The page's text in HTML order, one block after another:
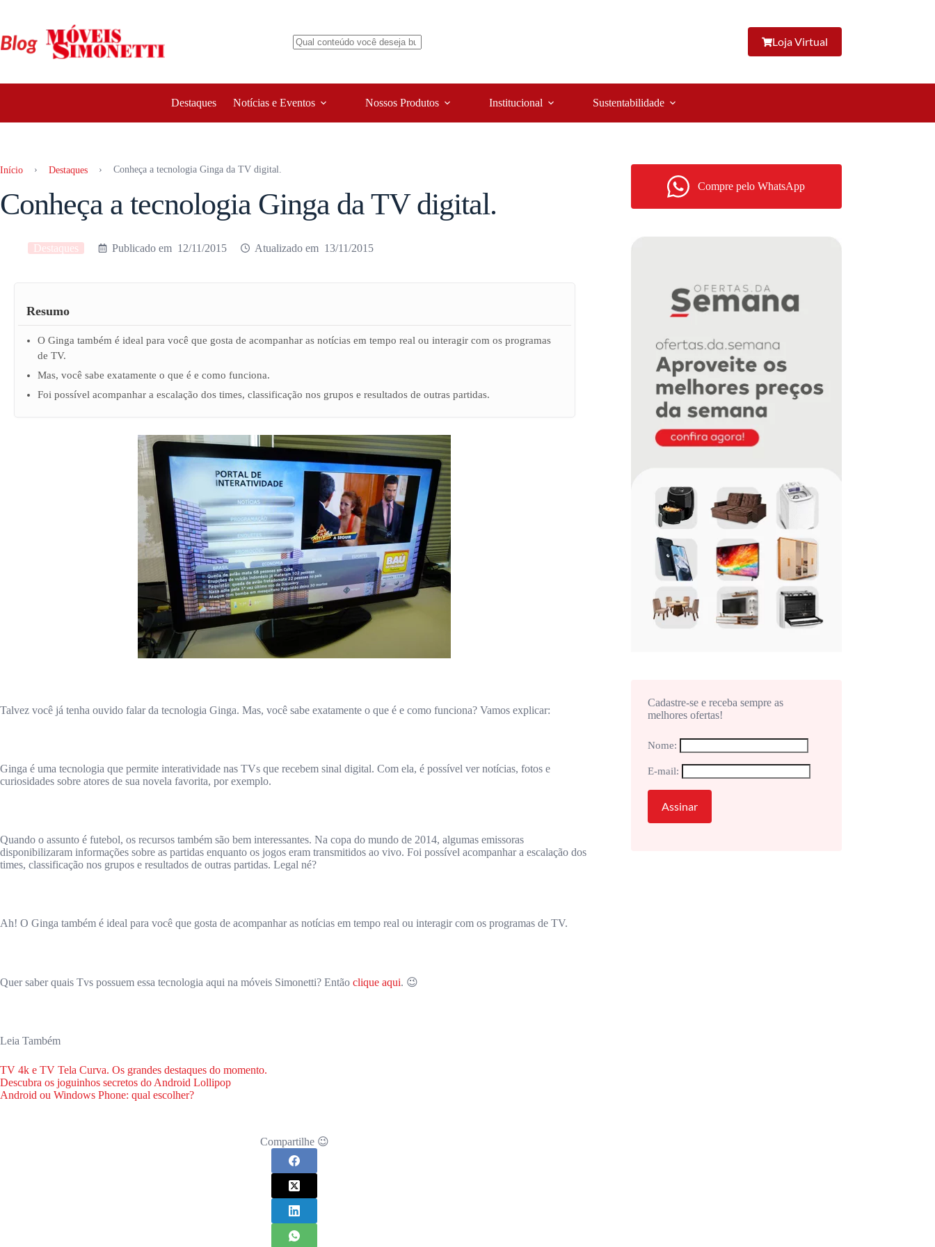
conteúdo
Loja Virtual
Destaques Notícias e Eventos Nossos Produtos Institucional Sustentabilidade
Início › Destaques › Conheça a tecnologia Ginga da TV digital.
Conheça a tecnologia Ginga da TV digital.
Destaques 12/11/2015 13/11/2015
Resumo
O Ginga também é ideal para você que gosta de acompanhar as notícias em tempo real ou interagir com os programas
de TV.
Mas, você sabe exatamente o que é e como funciona.
Foi possível acompanhar a escalação dos times, classificação nos grupos e resultados de outras partidas.
Talvez você já tenha ouvido falar da tecnologia Ginga. Mas, você sabe exatamente o que é e como funciona? Vamos explicar:
Ginga é uma tecnologia que permite interatividade nas TVs que recebem sinal digital. Com ela, é possível ver notícias, fotos e
curiosidades sobre atores de sua novela favorita, por exemplo.
Quando o assunto é futebol, os recursos também são bem interessantes. Na copa do mundo de 2014, algumas emissoras
disponibilizaram informações sobre as partidas enquanto os jogos eram transmitidos ao vivo. Foi possível acompanhar a escalação dos
times, classificação nos grupos e resultados de outras partidas. Legal né?
Ah! O Ginga também é ideal para você que gosta de acompanhar as notícias em tempo real ou interagir com os programas de TV.
Quer saber quais Tvs possuem essa tecnologia aqui na móveis Simonetti? Então clique aqui. 😉
Leia Também
TV 4k e TV Tela Curva. Os grandes destaques do momento.
Descubra os joguinhos secretos do Android Lollipop
Android ou Windows Phone: qual escolher?
Compartilhe 😉
Compre pelo WhatsApp
Cadastre-se e receba sempre as
melhores ofertas!
Nome:
E-mail: